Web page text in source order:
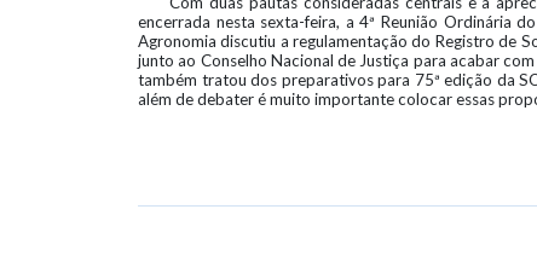
encerrada nesta sexta-feira, a 4ª Reunião Ordinária
Agronomia discutiu a regulamentação do Registro de
junto ao Conselho Nacional de Justiça para acabar
também tratou dos preparativos para 75ª edição da
além de debater é muito importante colocar essas